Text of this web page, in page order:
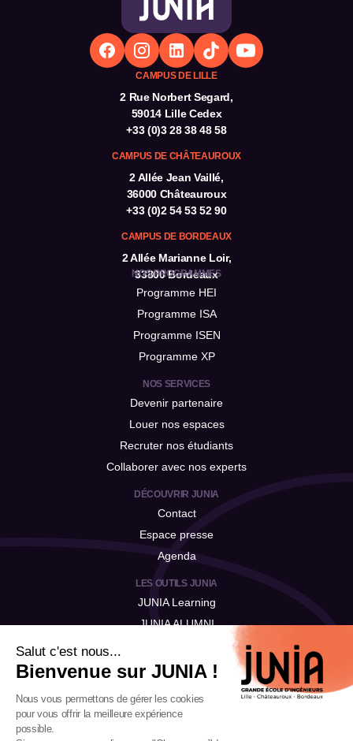
Salut c'est nous...
Bienvenue sur JUNIA !
Nous vous permettons de gérer les cookies
pour vous offrir la meilleure expérience
possible.
CAMPUS DE LILLE
2 Rue Norbert Segard,
59014 Lille Cedex
+33 (0)3 28 38 48 58
CAMPUS DE CHÂTEAUROUX
2 Allée Jean Vaillé,
36000 Châteauroux
+33 (0)2 54 53 52 90
CAMPUS DE BORDEAUX
2 Allée Marianne Loir,
33800 Bordeaux
NOS PROGRAMMES
Programme HEI
Programme ISA
Programme ISEN
Programme XP
NOS SERVICES
Devenir partenaire
Louer nos espaces
Recruter nos étudiants
Collaborer avec nos experts
DÉCOUVRIR JUNIA
Contact
Espace presse
Agenda
LES OUTILS JUNIA
JUNIA Learning
JUNIA ALUMNI